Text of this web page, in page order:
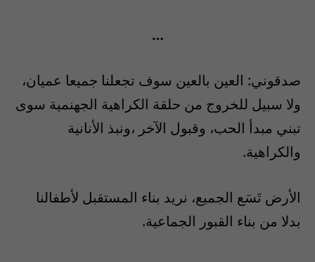
…
صدقوني: العين بالعين سوف تجعلنا جميعا عميان،
ولا سبيل للخروج من حلقة الكراهية الجهنمية سوى
تبني مبدأ الحب، وقبول الآخر ،ونبذ الأنانية
والكراهية.
الأرض تَسَع الجميع، نريد بناء المستقبل لأطفالنا
بدلا من بناء القبور الجماعية.